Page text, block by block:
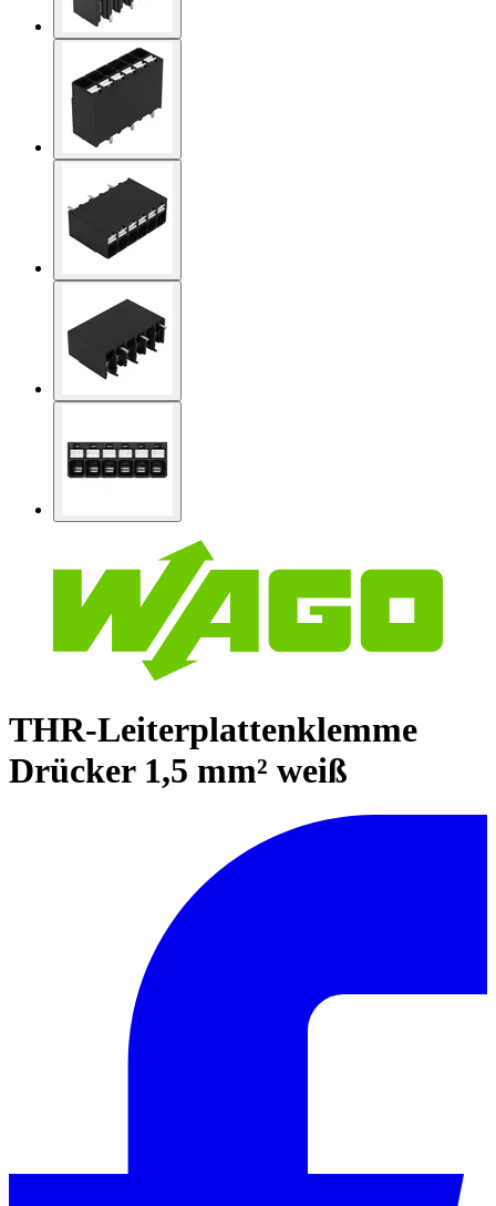
THR-Leiterplattenklemme
Drücker 1,5 mm² weiß